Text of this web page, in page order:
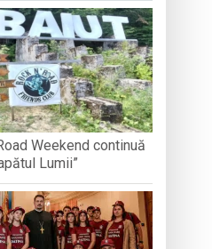
momente
Weekend continuă
Lumii”